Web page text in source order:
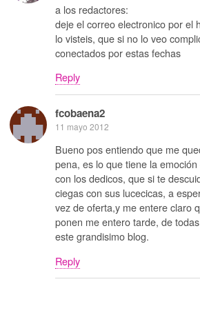
a los redactores:
deje el correo electronico por el
lo visteis, que si no lo veo
conectados por estas fechas
Reply
fcobaena2
11 mayo 2012
Bueno pos entiendo que me
pena, es lo que tiene la
con los dedicos, que si te
ciegas con sus lucecicas, a
vez de oferta,y me entere claro
ponen me entero tarde, de
este grandisimo blog.
Reply